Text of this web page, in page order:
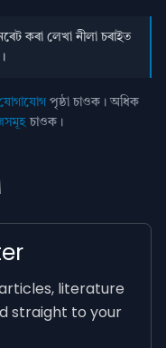
কৰা লেখা নীলা চৰাইত
পৃষ্ঠা চাওক। অধিক
চাওক।
literature
straight to your